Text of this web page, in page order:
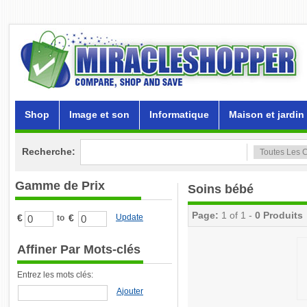
Shop Image et son Informatique Maison et jardin
Recherche:
Gamme de Prix
€ to € Update
Affiner Par Mots-clés
Entrez les mots clés:
Ajouter
Soins bébé
Page: 1 of 1 - 0 Produits